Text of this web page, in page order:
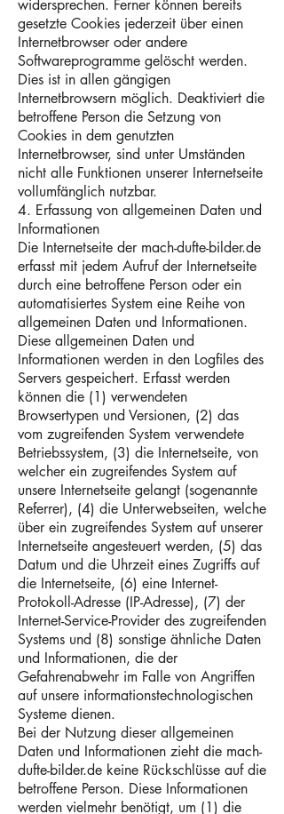
widersprechen. Ferner können bereits
gesetzte Cookies jederzeit über einen
Internetbrowser oder andere
Softwareprogramme gelöscht werden.
Dies ist in allen gängigen
Internetbrowsern möglich. Deaktiviert die
betroffene Person die Setzung von
Cookies in dem genutzten
Internetbrowser, sind unter Umständen
nicht alle Funktionen unserer Internetseite
vollumfänglich nutzbar.
4. Erfassung von allgemeinen Daten und
Informationen
Die Internetseite der mach-dufte-bilder.de
erfasst mit jedem Aufruf der Internetseite
durch eine betroffene Person oder ein
automatisiertes System eine Reihe von
allgemeinen Daten und Informationen.
Diese allgemeinen Daten und
Informationen werden in den Logfiles des
Servers gespeichert. Erfasst werden
können die (1) verwendeten
Browsertypen und Versionen, (2) das
vom zugreifenden System verwendete
Betriebssystem, (3) die Internetseite, von
welcher ein zugreifendes System auf
unsere Internetseite gelangt (sogenannte
Referrer), (4) die Unterwebseiten, welche
über ein zugreifendes System auf unserer
Internetseite angesteuert werden, (5) das
Datum und die Uhrzeit eines Zugriffs auf
die Internetseite, (6) eine Internet-
Protokoll-Adresse (IP-Adresse), (7) der
Internet-Service-Provider des zugreifenden
Systems und (8) sonstige ähnliche Daten
und Informationen, die der
Gefahrenabwehr im Falle von Angriffen
auf unsere informationstechnologischen
Systeme dienen.
Bei der Nutzung dieser allgemeinen
Daten und Informationen zieht die mach-
dufte-bilder.de keine Rückschlüsse auf die
betroffene Person. Diese Informationen
werden vielmehr benötigt, um (1) die